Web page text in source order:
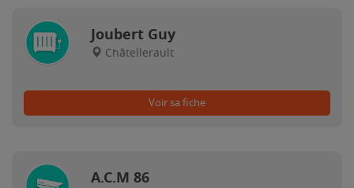
Joubert Guy
Châtellerault
Voir sa fiche
A.C.M 86